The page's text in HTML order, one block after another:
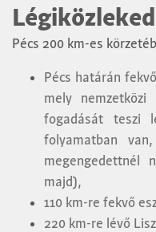
Pécs 200 km-es
Pécs határán
mely
fogadását teszi
folyamatban
megengedettnél
majd),
110 km-re fekvő
220 km-re lévő